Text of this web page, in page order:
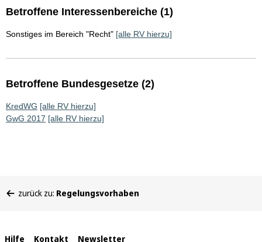
Betroffene Interessenbereiche (1)
Sonstiges im Bereich "Recht" [alle RV hierzu]
Betroffene Bundesgesetze (2)
KredWG [alle RV hierzu]
GwG 2017 [alle RV hierzu]
befinden
zurück zu: Regelungsvorhaben
Hilfe Kontakt Newsletter